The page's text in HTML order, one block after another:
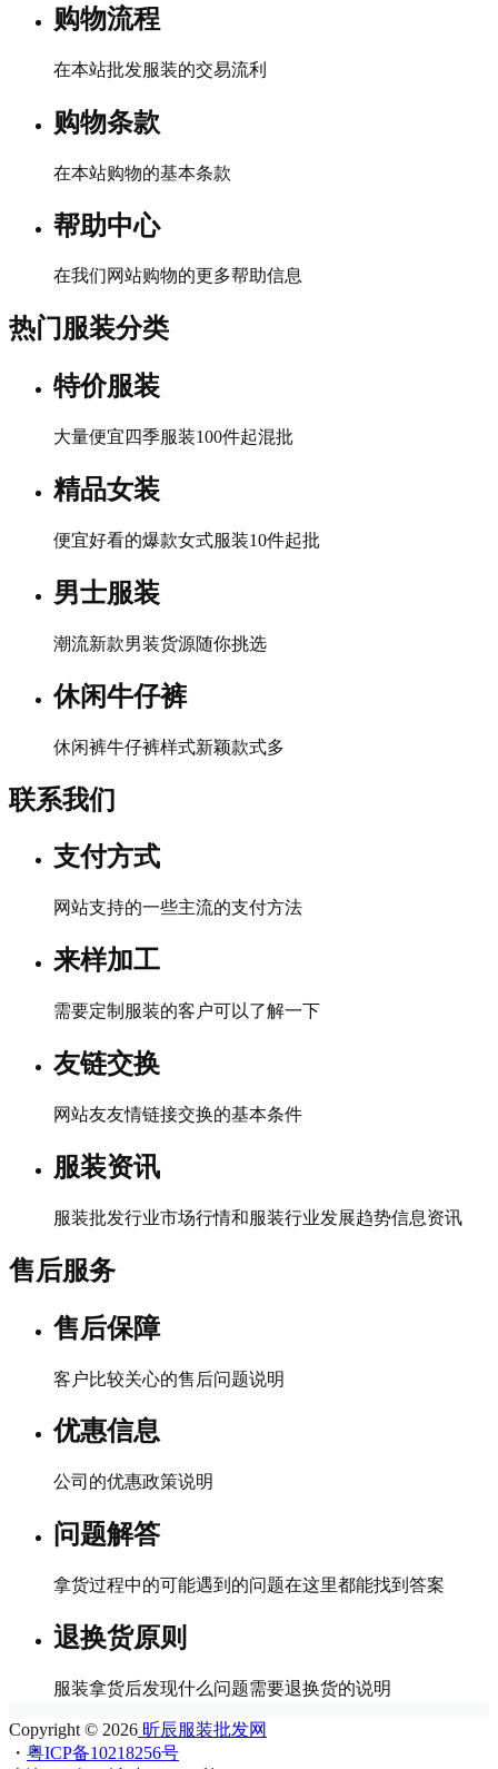
购物流程
在本站批发服装的交易流利
购物条款
在本站购物的基本条款
帮助中心
在我们网站购物的更多帮助信息
热门服装分类
特价服装
大量便宜四季服装100件起混批
精品女装
便宜好看的爆款女式服装10件起批
男士服装
潮流新款男装货源随你挑选
休闲牛仔裤
休闲裤牛仔裤样式新颖款式多
联系我们
支付方式
网站支持的一些主流的支付方法
来样加工
需要定制服装的客户可以了解一下
友链交换
网站友友情链接交换的基本条件
服装资讯
服装批发行业市场行情和服装行业发展趋势信息资讯
售后服务
售后保障
客户比较关心的售后问题说明
优惠信息
公司的优惠政策说明
问题解答
拿货过程中的可能遇到的问题在这里都能找到答案
退换货原则
服装拿货后发现什么问题需要退换货的说明
Copyright © 2026 昕辰服装批发网
・ 粤ICP备10218256号